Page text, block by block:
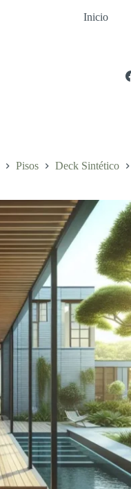
Inicio
Pisos Deck Sintético